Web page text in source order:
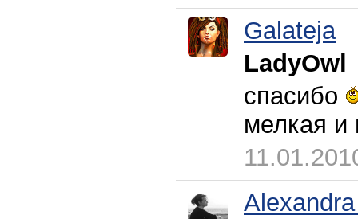
Galateja
LadyOwl
спасибо
мелкая